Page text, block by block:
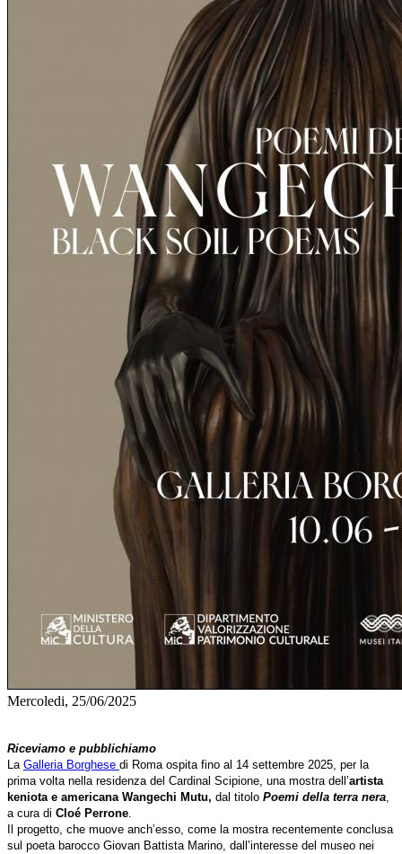
Mercoledi, 25/06/2025
Riceviamo e pubblichiamo
La Galleria Borghese di Roma ospita fino al 14 settembre 2025, per la
prima volta nella residenza del Cardinal Scipione, una mostra dell’artista
keniota e americana Wangechi Mutu, dal titolo Poemi della terra nera,
a cura di Cloé Perrone.
Il progetto, che muove anch’esso, come la mostra recentemente conclusa
sul poeta barocco Giovan Battista Marino, dall’interesse del museo nei